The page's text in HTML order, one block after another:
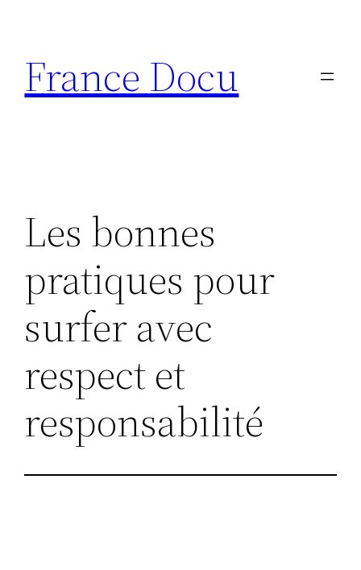
contenu
France Docu
Les bonnes
pratiques pour
surfer avec
respect et
responsabilité